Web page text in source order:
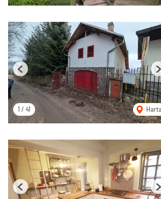
1 / 41 Harta
Previous
Previous